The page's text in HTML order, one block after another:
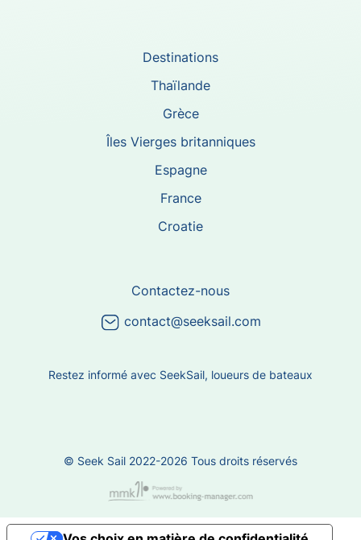
Destinations
Thaïlande
Grèce
Îles Vierges britanniques
Espagne
France
Croatie
Contactez-nous
contact@seeksail.com
Restez informé avec SeekSail, loueurs de bateaux
© Seek Sail 2022-2026 Tous droits réservés